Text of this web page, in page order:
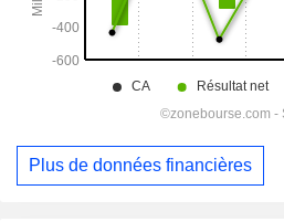
Plus de données financières